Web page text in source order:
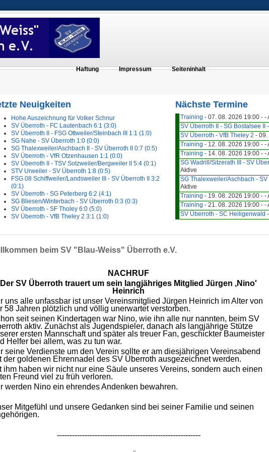
Haftung Impressum Seiteninhalt
Neuigkeiten
Hohe Auszeichnung für Volker Schnur
SV Überroth - FC Lautenbach 6:1 (3:0)
SV Überroth II - FSG Ottweiler/Steinbach III 1:1 (1:0)
SG Nahe - SV Überroth 1:0 (0:0)
SG Thalexweiler/Aschbach II - SV Überroth II 0:7 (0:5)
SV Überroth - VfR Otzenhausen 1:1 (0:0)
SV Überroth II - TSV Sotzweiler/Bergweiler II 5:4 (0:1)
STV Urweiler - SV Überroth 1:8 (0:5)
FSG 08 Schiffweiler/Landsweiler III - SV Überroth II 3:2
(0:1)
SV Überroth - SG Peterberg 6:2 (4:1)
SG Bliesen/Winterbach - SV Überroth 0:3 (0:3)
SV Überroth - SF Tholey 6:0 (5:0)
SV Überroth - VfB Theley 2 3:1 (1:0)
Nächste Termine
Training - 07. 08. 2026 19:00 - -
SV Überroth II - SG Bostalsee II
SV Überroth - VfB Theley 2 - 09.
Training - 12. 08. 2026 19:00 - -
Training - 14. 08. 2026 19:00 - -
SG Wadrill/Sitzerath III - SV
Aktive
SG Thalexweiler/Aschbach - SV
Aktive
Training - 19. 08. 2026 19:00 - -
Training - 21. 08. 2026 19:00 - -
SV Überroth - SC Heiligenwald
beim SV "Blau-Weiss" Überroth e.V.
NACHRUF
Der SV Überroth trauert um sein langjähriges Mitglied Jürgen ,Nino'
Heinrich
uns alle unfassbar ist unser Vereinsmitglied Jürgen Heinrich im Alter von
58 Jahren plötzlich und völlig unerwartet verstorben.
seit seinen Kindertagen war Nino, wie ihn alle nur nannten, beim SV
aktiv. Zunächst als Jugendspieler, danach als langjährige Stütze
ersten Mannschaft und später als treuer Fan, geschickter Baumeister
Helfer bei allem, was zu tun war.
seine Verdienste um den Verein sollte er am diesjährigen Vereinsabend
der goldenen Ehrennadel des SV Überroth ausgezeichnet werden.
ihm haben wir nicht nur eine Säule unseres Vereins, sondern auch einen
Freund viel zu früh verloren.
werden Nino ein ehrendes Andenken bewahren.
Mitgefühl und unsere Gedanken sind bei seiner Familie und seinen
---------------------------------------------------------